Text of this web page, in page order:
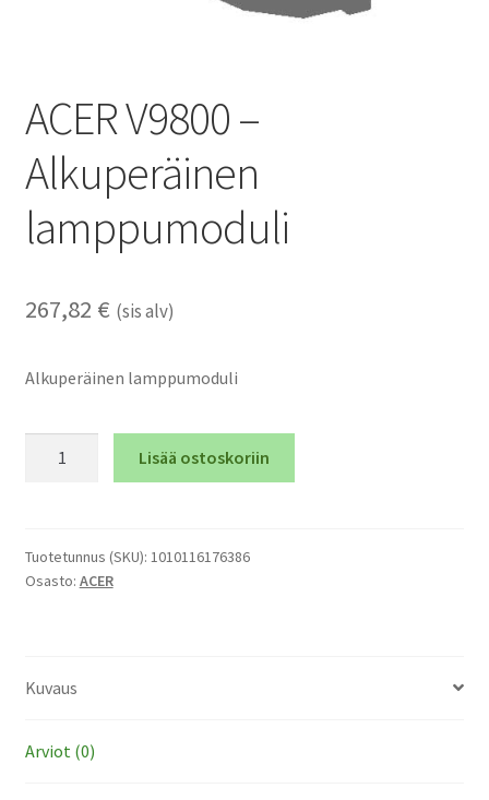
ACER V9800 –
Alkuperäinen
lamppumoduli
267,82 € (sis alv)
Alkuperäinen lamppumoduli
lamppumoduli
määrä
Lisää ostoskoriin
Tuotetunnus (SKU): 1010116176386
Osasto: ACER
Kuvaus
Arviot (0)